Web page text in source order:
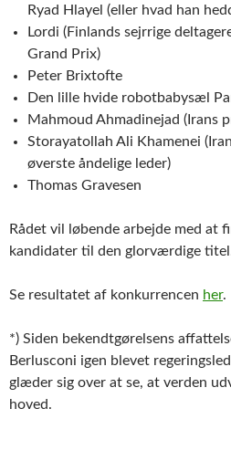
Ryad Hlayel (eller hvad han
Lordi (Finlands sejrrige
Grand Prix)
Peter Brixtofte
Den lille hvide robotbabysæl
Mahmoud Ahmadinejad (Irans
Storayatollah Ali Khamenei
øverste åndelige leder)
Thomas Gravesen
Rådet vil løbende arbejde med at
kandidater til den glorværdige
Se resultatet af konkurrencen her.
*) Siden bekendtgørelsens
Berlusconi igen blevet
glæder sig over at se, at verden
hoved.